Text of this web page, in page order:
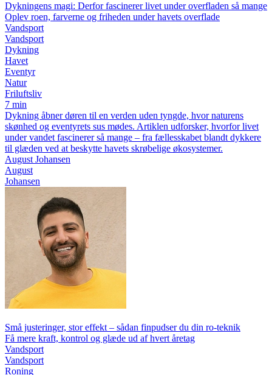
Dykningens magi: Derfor fascinerer livet under overfladen så mange
Oplev roen, farverne og friheden under havets overflade
Vandsport
Vandsport
Dykning
Havet
Eventyr
Natur
Friluftsliv
7 min
Dykning åbner døren til en verden uden tyngde, hvor naturens
skønhed og eventyrets sus mødes. Artiklen udforsker, hvorfor livet
under vandet fascinerer så mange – fra fællesskabet blandt dykkere
til glæden ved at beskytte havets skrøbelige økosystemer.
August Johansen
August
Johansen
Små justeringer, stor effekt – sådan finpudser du din ro-teknik
Få mere kraft, kontrol og glæde ud af hvert åretag
Vandsport
Vandsport
Roning